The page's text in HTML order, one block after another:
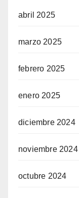
abril 2025
marzo 2025
febrero 2025
enero 2025
diciembre 2024
noviembre 2024
octubre 2024